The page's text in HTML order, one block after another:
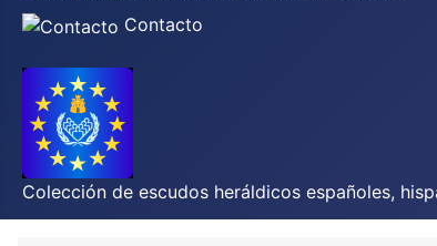
Contacto
Colección de escudos heráldicos españoles,